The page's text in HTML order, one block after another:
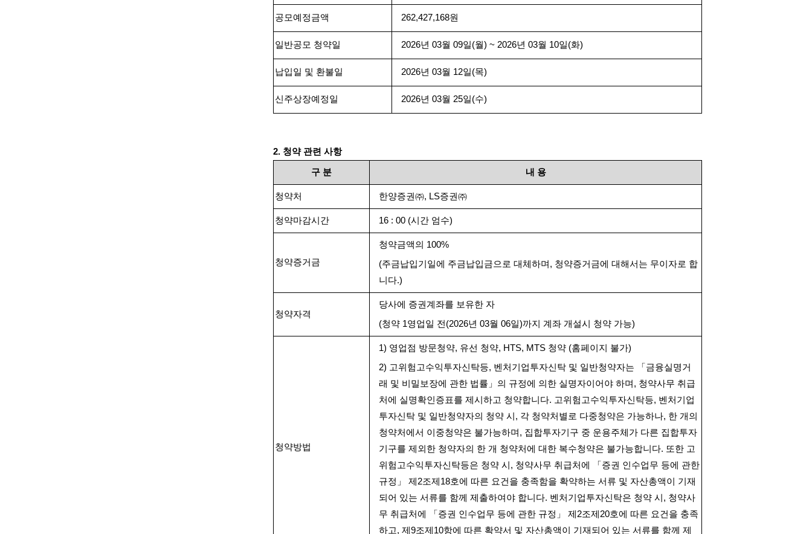
공모예정금액 262,427,168원
일반공모 청약일 2026년 03월 09일(월) ~ 2026년 03월 10일(화)
납입일 및 환불일 2026년03월 12일(목)
신주상장예정일 2026년03월 25일(수)
2. 청약 관련 사항
구 분 내 용
청약처 한양증권㈜, LS증권㈜
청약마감시간 16 : 00 (시간 엄수)
청약증거금
청약금액의 100%
(주금납입기일에 주금납입금으로 대체하며 , 청약증거금에 대해서는 무이자로 합
니다.)
청약자격
당사에 증권계좌를 보유한 자
(청약 1영업일 전 (2026년03월06일)까지 계좌 개설시 청약 가능)
청약방법
1) 영업점 방문청약, 유선 청약, HTS, MTS 청약 (홈페이지 불가)
2) 고위험고수익투자신탁등, 벤처기업투자신탁 및 일반청약자는 「금융실명거
래 및 비밀보장에 관한 법률」의 규정에 의한 실명자이어야 하며 , 청약사무 취급
처에 실명확인증표를 제시하고 청약합니다. 고위험고수익투자신탁등, 벤처기업
투자신탁 및 일반청약자의 청약 시 , 각 청약처별로 다중청약은 가능하나, 한 개의
청약처에서 이중청약은 불가능하며 , 집합투자기구 중 운용주체가 다른 집합투자
기구를 제외한 청약자의 한 개 청약처에 대한 복수청약은 불가능합니다. 또한 고
위험고수익투자신탁등은 청약 시 , 청약사무 취급처에 「증권 인수업무 등에 관한
규정」 제 2조제 18호에 따른 요건을 충족함을 확약하는 서류 및 자산총액이 기재
되어 있는 서류를 함께 제출하여야 합니다. 벤처기업투자신탁은 청약 시 , 청약사
무 취급처에 「증권 인수업무 등에 관한 규정」 제 2조제 20호에 따른 요건을 충족
하고,제9조제 10항에 따른 확약서 및 자산총액이 기재되어 있는 서류를 함께 제